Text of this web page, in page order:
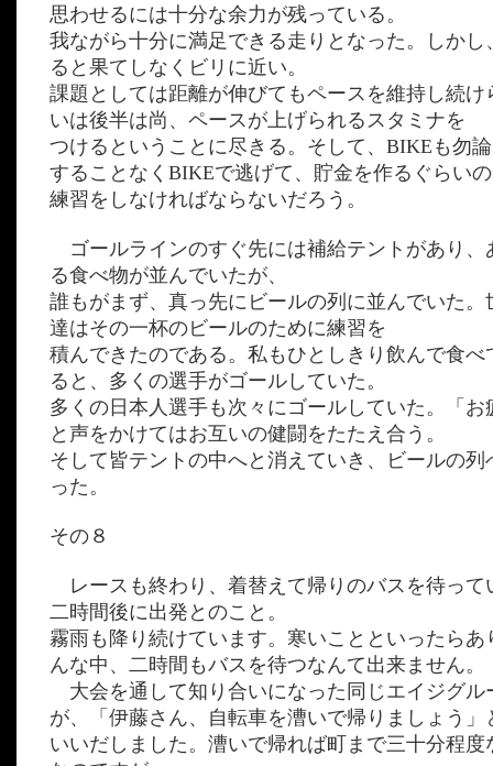
思わせるには十分な余力が残っている。
我ながら十分に満足できる走りとなった。しかし
ると果てしなくビリに近い。
課題としては距離が伸びてもペースを維持し続け
いは後半は尚、ペースが上げられるスタミナを
つけるということに尽きる。そして、BIKEも勿
することなくBIKEで逃げて、貯金を作るぐらいの
練習をしなければならないだろう。
ゴールラインのすぐ先には補給テントがあり、
る食べ物が並んでいたが、
誰もがまず、真っ先にビールの列に並んでいた。
達はその一杯のビールのために練習を
積んできたのである。私もひとしきり飲んで食べ
ると、多くの選手がゴールしていた。
多くの日本人選手も次々にゴールしていた。「お
と声をかけてはお互いの健闘をたたえ合う。
そして皆テントの中へと消えていき、ビールの列
った。
その８
レースも終わり、着替えて帰りのバスを待って
二時間後に出発とのこと。
霧雨も降り続けています。寒いことといったらあ
んな中、二時間もバスを待つなんて出来ません。
大会を通して知り合いになった同じエイジグル
が、「伊藤さん、自転車を漕いで帰りましょう」
いいだしました。漕いで帰れば町まで三十分程度